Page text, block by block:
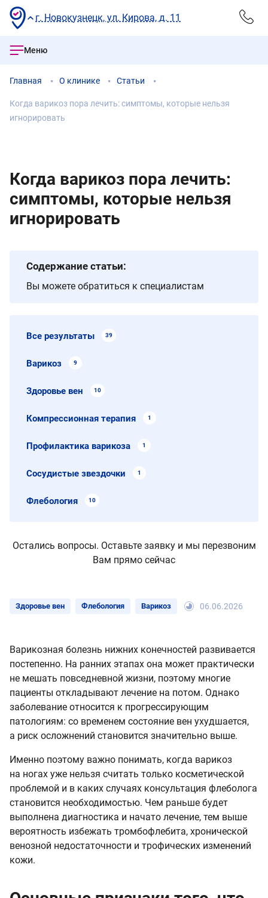
г. Новокузнецк, ул. Кирова, д. 11
Меню
Главная О клинике Статьи
Когда варикоз пора лечить: симптомы, которые нельзя
игнорировать
Когда варикоз пора лечить:
симптомы, которые нельзя
игнорировать
Здоровье вен Флебология Варикоз 06.06.2026
Варикозная болезнь нижних конечностей развивается
постепенно. На ранних этапах она может практически
не мешать повседневной жизни, поэтому многие
пациенты откладывают лечение на потом. Однако
заболевание относится к прогрессирующим
патологиям: со временем состояние вен ухудшается,
а риск осложнений становится значительно выше.
Именно поэтому важно понимать, когда варикоз
на ногах уже нельзя считать только косметической
проблемой и в каких случаях консультация флеболога
становится необходимостью. Чем раньше будет
выполнена диагностика и начато лечение, тем выше
вероятность избежать тромбофлебита, хронической
венозной недостаточности и трофических изменений
кожи.
Содержание статьи:
Вы можете обратиться к специалистам
Все результаты 39
Варикоз 9
Здоровье вен 10
Компрессионная терапия 1
Профилактика варикоза 1
Сосудистые звездочки 1
Флебология 10
Остались вопросы. Оставьте заявку и мы перезвоним
Вам прямо сейчас